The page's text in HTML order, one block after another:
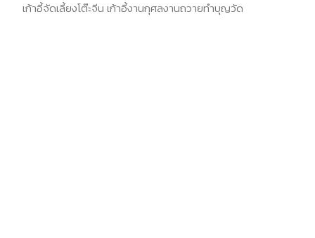
เก้าอี้จัดเลี้ยงโต๊ะจีน เก้าอี้งานกุศลงานถวายทำบุญวัด